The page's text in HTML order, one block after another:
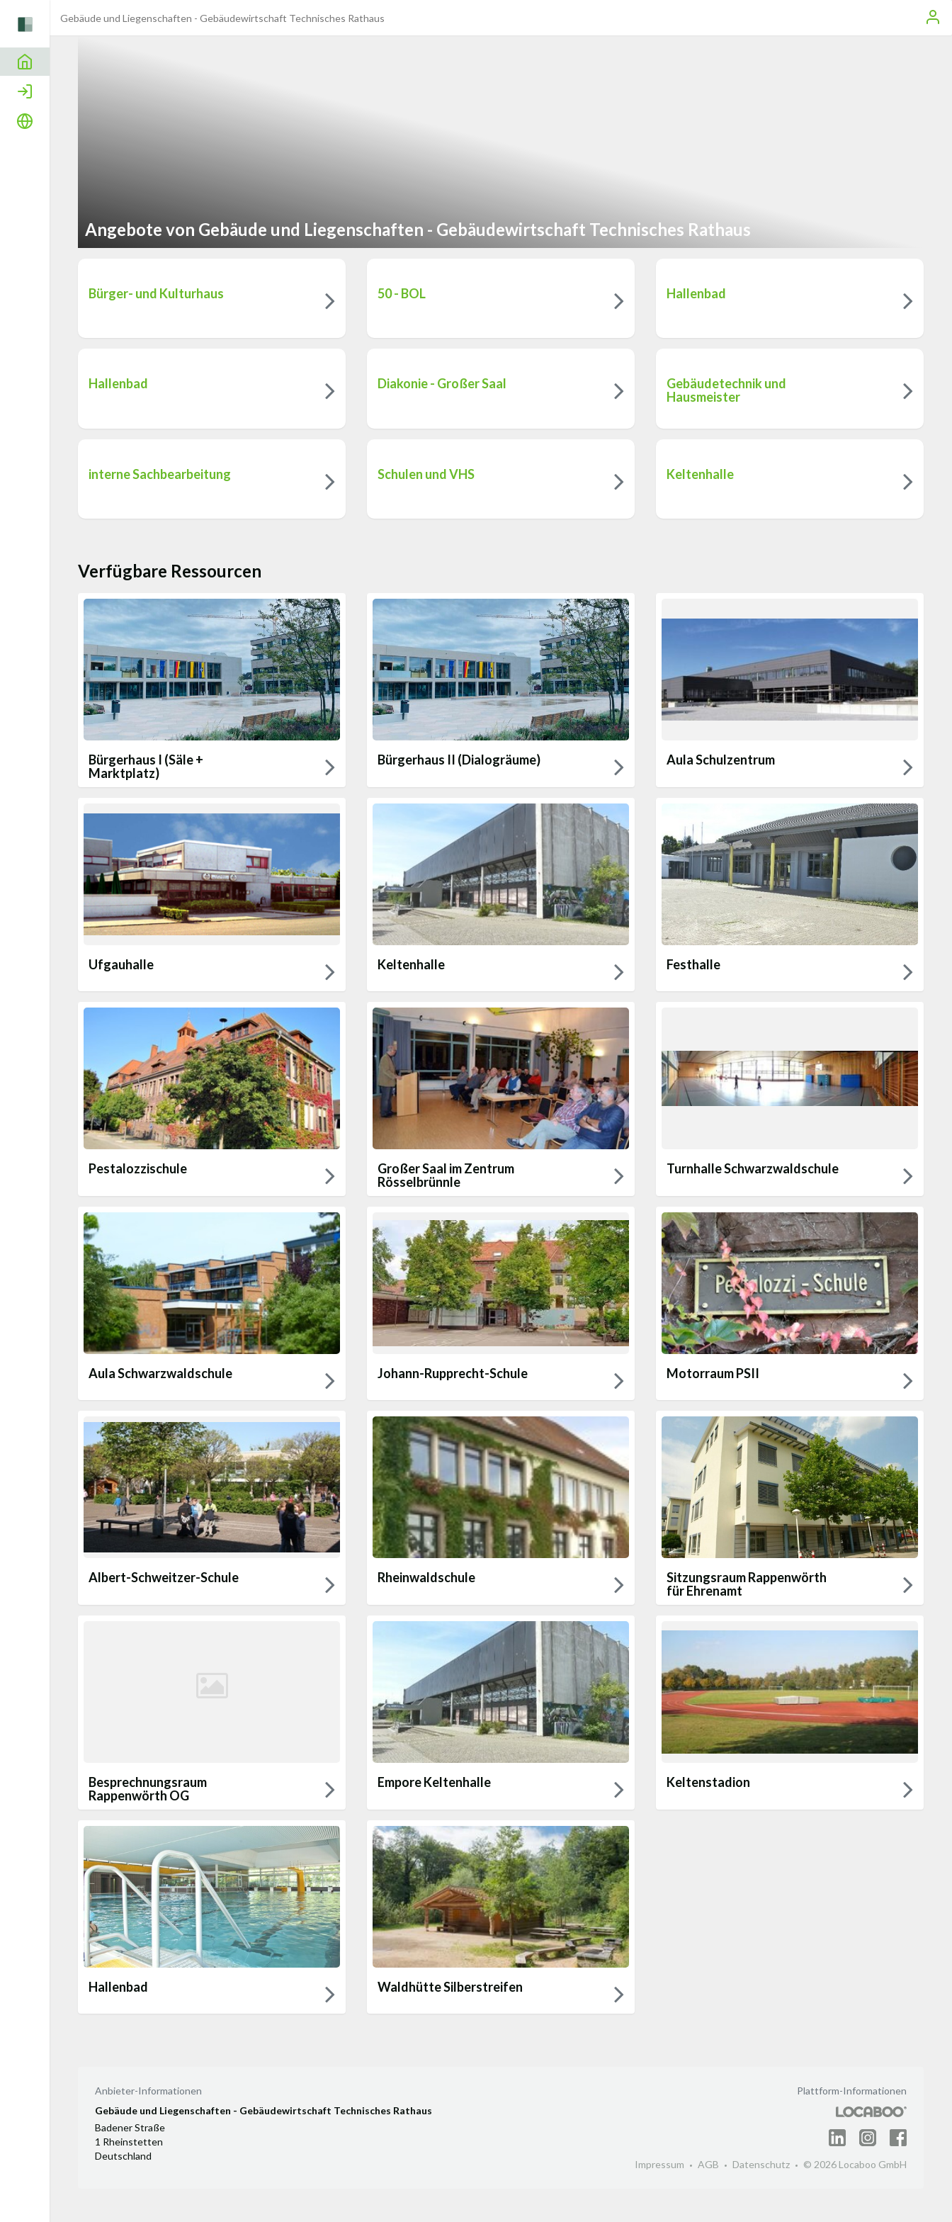
Gebäude und Liegenschaften - Gebäudewirtschaft Technisches Rathaus
Angebote von Gebäude und Liegenschaften - Gebäudewirtschaft Technisches Rathaus
Bürger- und Kulturhaus 50 - BOL Hallenbad
Hallenbad Diakonie - Großer Saal
Gebäudetechnik und
Hausmeister
interne Sachbearbeitung Schulen und VHS Keltenhalle
Verfügbare Ressourcen
Bürgerhaus I (Säle +
Marktplatz)
Bürgerhaus II (Dialogräume) Aula Schulzentrum
Ufgauhalle Keltenhalle Festhalle
Pestalozzischule
Großer Saal im Zentrum
Rösselbrünnle
Turnhalle Schwarzwaldschule
Aula Schwarzwaldschule Johann-Rupprecht-Schule Motorraum PSII
Albert-Schweitzer-Schule Rheinwaldschule
Sitzungsraum Rappenwörth
für Ehrenamt
Besprechnungsraum
Rappenwörth OG
Empore Keltenhalle Keltenstadion
Hallenbad Waldhütte Silberstreifen
Anbieter-Informationen
Gebäude und Liegenschaften - Gebäudewirtschaft Technisches Rathaus
Badener Straße
1 Rheinstetten
Deutschland
Plattform-Informationen
Impressum AGB Datenschutz © 2026 Locaboo GmbH